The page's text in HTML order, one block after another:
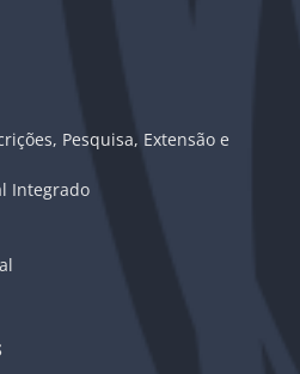
Pesquisa, Extensão e
Integrado